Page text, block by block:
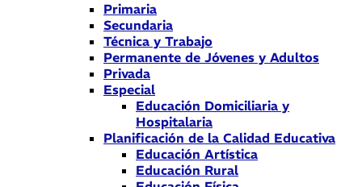
Primaria
Secundaria
Técnica y Trabajo
Permanente de Jóvenes y Adultos
Privada
Especial
Educación Domiciliaria y
Hospitalaria
Planificación de la Calidad Educativa
Educación Artística
Educación Rural